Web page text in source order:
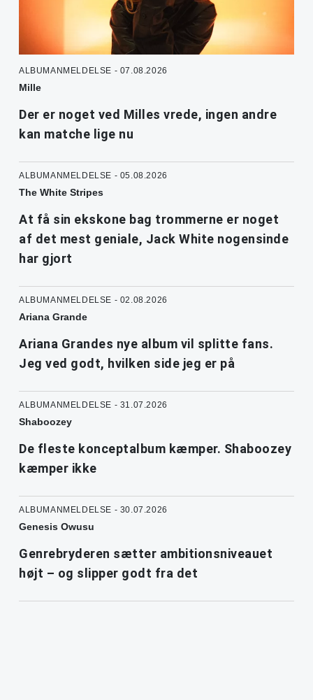
ALBUMANMELDELSE - 07.08.2026
Mille
Der er noget ved Milles vrede, ingen andre
kan matche lige nu
ALBUMANMELDELSE - 05.08.2026
The White Stripes
At få sin ekskone bag trommerne er noget
af det mest geniale, Jack White nogensinde
har gjort
ALBUMANMELDELSE - 02.08.2026
Ariana Grande
Ariana Grandes nye album vil splitte fans.
Jeg ved godt, hvilken side jeg er på
ALBUMANMELDELSE - 31.07.2026
Shaboozey
De fleste konceptalbum kæmper. Shaboozey
kæmper ikke
ALBUMANMELDELSE - 30.07.2026
Genesis Owusu
Genrebryderen sætter ambitionsniveauet
højt – og slipper godt fra det